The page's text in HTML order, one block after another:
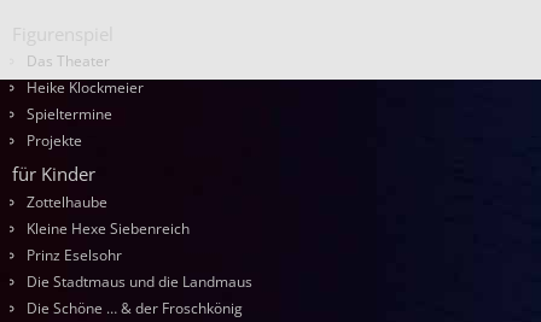
Das Theater
Heike Klockmeier
Spieltermine
Projekte
für Kinder
Zottelhaube
Kleine Hexe Siebenreich
Prinz Eselsohr
Die Stadtmaus und die Landmaus
Die Schöne … & der Froschkönig